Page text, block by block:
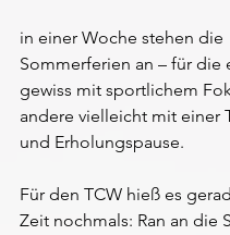
in einer Woche stehen die
Sommerferien an – für die
gewiss mit sportlichem
andere vielleicht mit einer
und Erholungspause.
Für den TCW hieß es
Zeit nochmals: Ran an die